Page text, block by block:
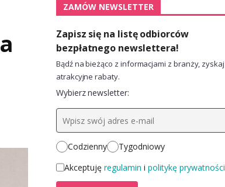
ZAMÓW NEWSLETTER
Zapisz się na listę odbiorców
bezpłatnego newslettera!
Bądź na bieżąco z informacjami z branży, zyskaj
atrakcyjne rabaty.
Wybierz newsletter:
Codzienny
Tygodniowy
Akceptuję regulamin i politykę prywatności